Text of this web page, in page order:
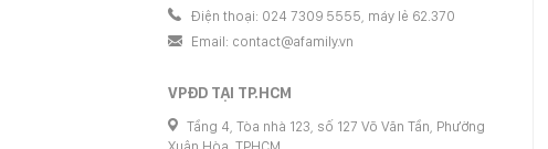
Điện thoại: 024 7309 5555, máy lẻ 62.370
Email: contact@afamily.vn
VPĐD TẠI TP.HCM
Tầng 4, Tòa nhà 123, số 127 Võ Văn Tần, Phường